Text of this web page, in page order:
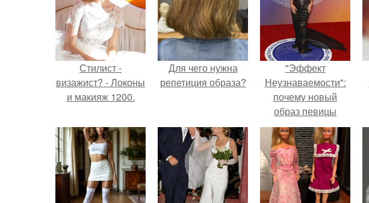
Стилист -
визажист? - Локоны
и макияж 1200.
Для чего нужна
репетиция образа?
"Эффект
Неузнаваемости":
почему новый
образ певицы
вызвал споры о
гранях
возможного?